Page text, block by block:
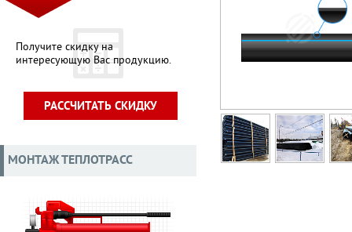
Получите скидку на
интересующую Вас продукцию.
РАССЧИТАТЬ СКИДКУ
МОНТАЖ ТЕПЛОТРАСС